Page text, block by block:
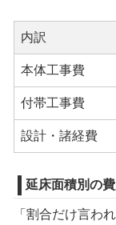
内訳
本体工事費
付帯工事費
設計・諸経費
延床面積別の
「割合だけ言わ